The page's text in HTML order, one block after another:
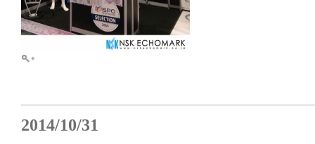
2014/10/31